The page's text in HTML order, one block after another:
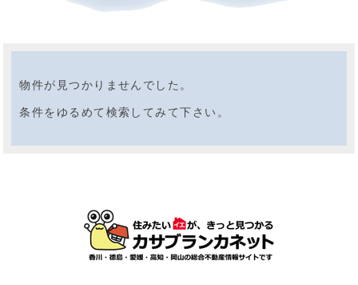
物件が見つかりませんでした。
条件をゆるめて検索してみて下さい。